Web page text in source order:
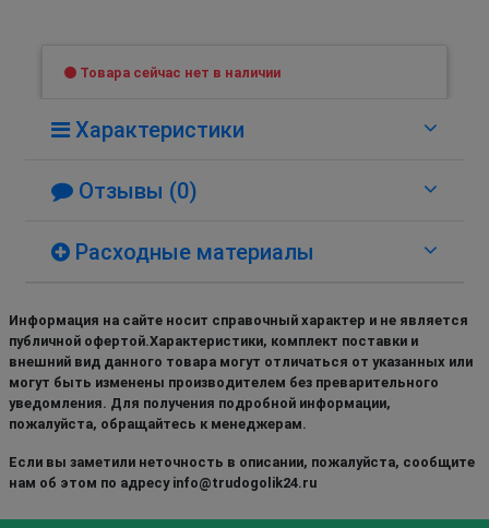
Товара сейчас нет в наличии
Характеристики
Отзывы (0)
Расходные материалы
Информация на сайте носит справочный характер и не является
публичной офертой.Характеристики, комплект поставки и
внешний вид данного товара могут отличаться от указанных или
могут быть изменены производителем без преварительного
уведомления. Для получения подробной информации,
пожалуйста, обращайтесь к менеджерам.
Если вы заметили неточность в описании, пожалуйста, сообщите
нам об этом по адресу info@trudogolik24.ru